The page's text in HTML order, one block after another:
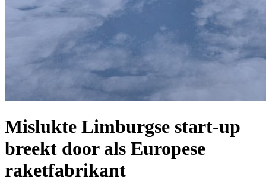
Mislukte Limburgse start-up
breekt door als Europese
raketfabrikant